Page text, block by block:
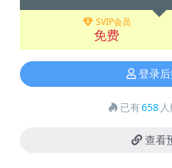
SVIP会员
免费
登录
已有658
查看